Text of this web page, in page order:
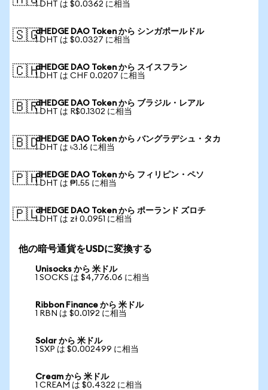
1 DHT は $0.0362 に相当
🇸🇬dHEDGE DAO Token から シンガポールドル
1 DHT は $0.0327 に相当
🇨🇭dHEDGE DAO Token から スイスフラン
1 DHT は CHF 0.0207 に相当
🇧🇷dHEDGE DAO Token から ブラジル・レアル
1 DHT は R$0.1302 に相当
🇧🇩dHEDGE DAO Token から バングラデシュ・タカ
1 DHT は ৳3.16 に相当
🇵🇭dHEDGE DAO Token から フィリピン・ペソ
1 DHT は ₱1.55 に相当
🇵🇱dHEDGE DAO Token から ポーランド ズロチ
1 DHT は zł 0.0951 に相当
他の暗号通貨をUSDに変換する
Unisocks から 米ドル
1 SOCKS は $4,776.06 に相当
Ribbon Finance から 米ドル
1 RBN は $0.0192 に相当
Solar から 米ドル
1 SXP は $0.002499 に相当
Cream から 米ドル
1 CREAM は $0.4322 に相当